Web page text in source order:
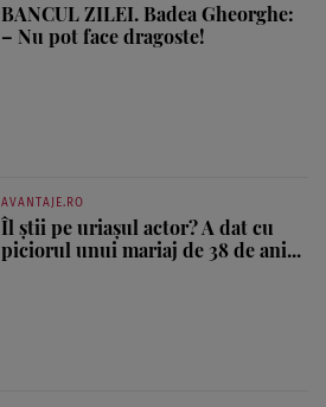
BANCUL ZILEI. Badea Gheorghe:
– Nu pot face dragoste!
AVANTAJE.RO
Îl știi pe uriașul actor? A dat cu
piciorul unui mariaj de 38 de ani...